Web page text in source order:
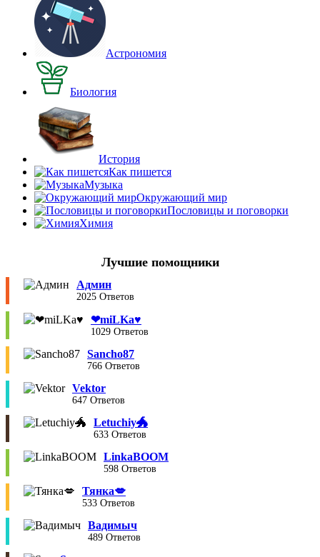
Астрономия
Биология
История
Как пишется
Музыка
Окружающий мир
Пословицы и поговорки
Химия
Лучшие помощники
Админ
2025 Ответов
❤︎miLKa♥︎
1029 Ответов
Sancho87
766 Ответов
Vektor
647 Ответов
Letuchiy🐲
633 Ответов
LinkaBOOM
598 Ответов
Тянка💋
533 Ответов
Вадимыч
489 Ответов